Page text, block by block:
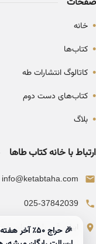
• خانه
• کتاب‌ها
• کاتالوگ انتشارات طه
• کتاب‌های دست دوم
• بلاگ
ارتباط با خانه کتاب طاها
info@ketabtaha.com
025-37842039
ایران، قم، بلوار معلم،